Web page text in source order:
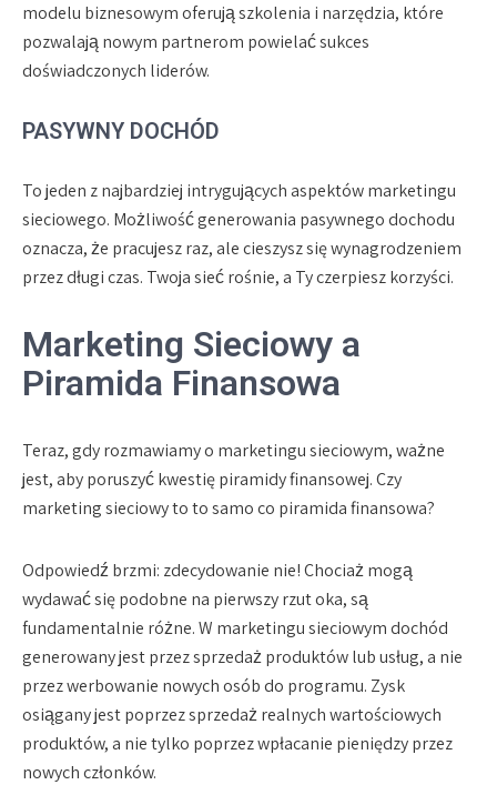
modelu biznesowym oferują szkolenia i narzędzia, które
pozwalają nowym partnerom powielać sukces
doświadczonych liderów.
PASYWNY DOCHÓD
To jeden z najbardziej intrygujących aspektów marketingu
sieciowego. Możliwość generowania pasywnego dochodu
oznacza, że pracujesz raz, ale cieszysz się wynagrodzeniem
przez długi czas. Twoja sieć rośnie, a Ty czerpiesz korzyści.
Marketing Sieciowy a
Piramida Finansowa
Teraz, gdy rozmawiamy o marketingu sieciowym, ważne
jest, aby poruszyć kwestię piramidy finansowej. Czy
marketing sieciowy to to samo co piramida finansowa?
Odpowiedź brzmi: zdecydowanie nie! Chociaż mogą
wydawać się podobne na pierwszy rzut oka, są
fundamentalnie różne. W marketingu sieciowym dochód
generowany jest przez sprzedaż produktów lub usług, a nie
przez werbowanie nowych osób do programu. Zysk
osiągany jest poprzez sprzedaż realnych wartościowych
produktów, a nie tylko poprzez wpłacanie pieniędzy przez
nowych członków.